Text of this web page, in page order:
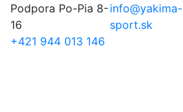
Podpora Po-Pia 8-
16
+421 944 013 146
info@yakima-
sport.sk